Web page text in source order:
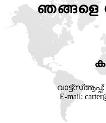
ഞങ്ങളെ
വാട്ട്‌സ്ആപ്പ്:
E-mail: